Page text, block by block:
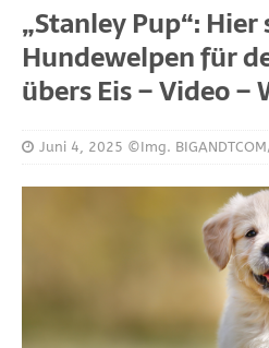
„Stanley Pup“:
Hundewelpen für
übers Eis – Video –
Juni 4, 2025 ©Img.